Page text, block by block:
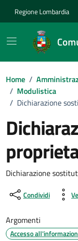
Regione Lombardia
Home /
/ Modulistica
/ Dichiarazione
Dettagli del
Dichiarazione
Condividi
Argomenti
Accesso